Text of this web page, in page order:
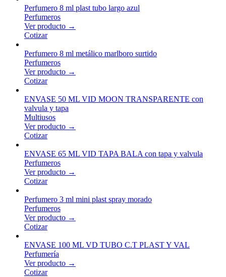
Perfumero 8 ml plast tubo largo azul
Perfumeros
Ver producto →
Cotizar
Perfumero 8 ml metálico marlboro surtido
Perfumeros
Ver producto →
Cotizar
ENVASE 50 ML VID MOON TRANSPARENTE con
valvula y tapa
Multiusos
Ver producto →
Cotizar
ENVASE 65 ML VID TAPA BALA con tapa y valvula
Perfumeros
Ver producto →
Cotizar
Perfumero 3 ml mini plast spray morado
Perfumeros
Ver producto →
Cotizar
ENVASE 100 ML VD TUBO C.T PLAST Y VAL
Perfumería
Ver producto →
Cotizar